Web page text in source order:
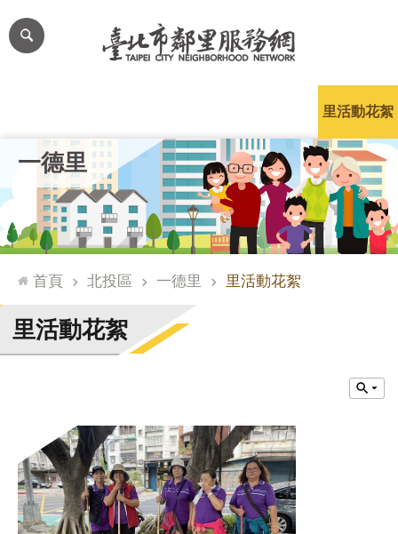
跳到主要內容區塊
網
台
通
臺
北
市
整
合
檢
索
一德里
里活動花絮
首頁 北投區 一德里 里活動花絮
里活動花絮